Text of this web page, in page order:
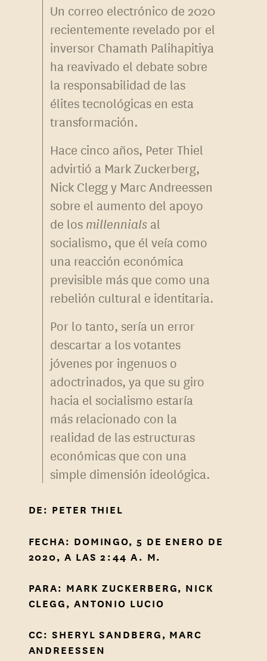
Un correo electrónico de 2020
recientemente revelado por el
inversor Chamath Palihapitiya
ha reavivado el debate sobre
la responsabilidad de las
élites tecnológicas en esta
transformación.
Hace cinco años, Peter Thiel
advirtió a Mark Zuckerberg,
Nick Clegg y Marc Andreessen
sobre el aumento del apoyo
de los millennials al
socialismo, que él veía como
una reacción económica
previsible más que como una
rebelión cultural e identitaria.
Por lo tanto, sería un error
descartar a los votantes
jóvenes por ingenuos o
adoctrinados, ya que su giro
hacia el socialismo estaría
más relacionado con la
realidad de las estructuras
económicas que con una
simple dimensión ideológica.
DE: PETER THIEL
FECHA: DOMINGO, 5 DE ENERO DE
2020, A LAS 2:44 A. M.
PARA: MARK ZUCKERBERG, NICK
CLEGG, ANTONIO LUCIO
CC: SHERYL SANDBERG, MARC
ANDREESSEN